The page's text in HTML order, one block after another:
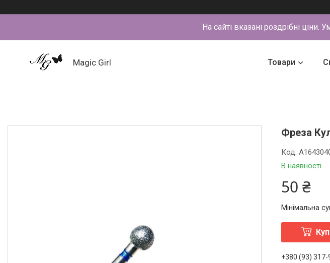
На сайті вказані роздрібні
Magic Girl Товари
Фреза
В наявності
Код:
50 ₴
Мінімальна
+380 (93) 317-